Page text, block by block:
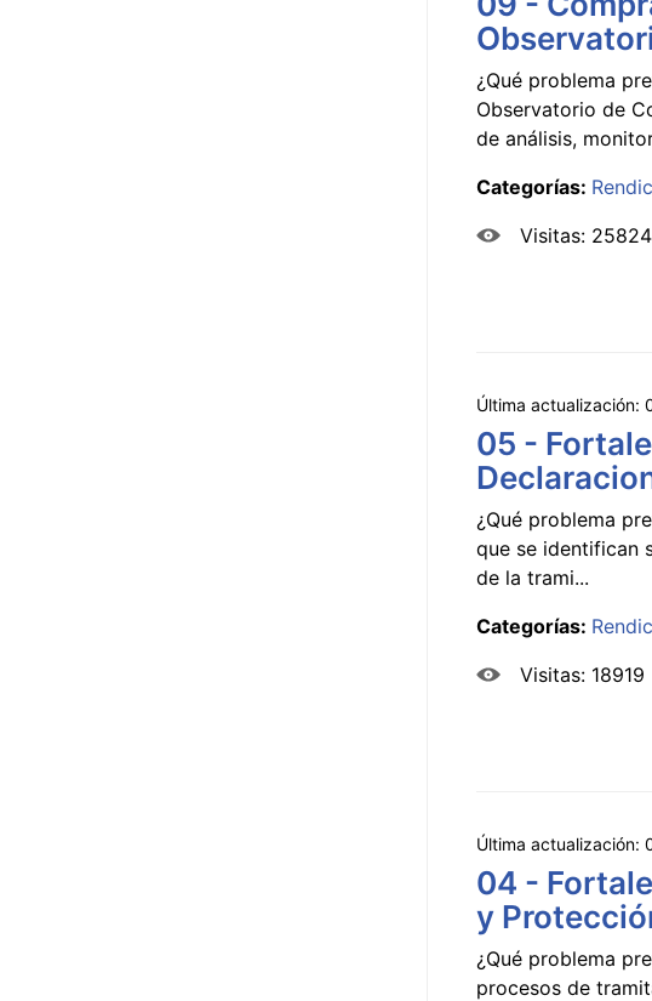
¿Qué problema
Observatorio de
de análisis,
Categorías:
Visitas: 25824
Última actualización:
05 -
¿Qué problema
que se identifican
de la trami...
Categorías:
Visitas: 18919
Última actualización:
04 -
y
¿Qué problema
procesos de